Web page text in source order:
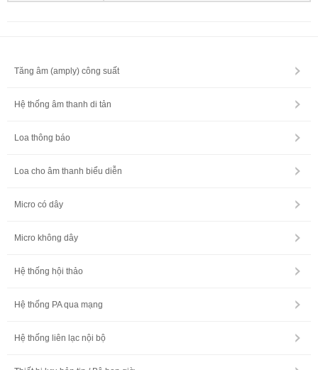
Tăng âm (amply) công suất
Hệ thống âm thanh di tản
Loa thông báo
Loa cho âm thanh biểu diễn
Micro có dây
Micro không dây
Hệ thống hội thảo
Hệ thống PA qua mạng
Hệ thống liên lạc nội bộ